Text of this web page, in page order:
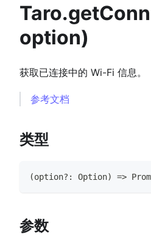
option)
获取已连接中的 Wi-Fi 信息。
参考文档
类型
(option? : Option) =>
参数